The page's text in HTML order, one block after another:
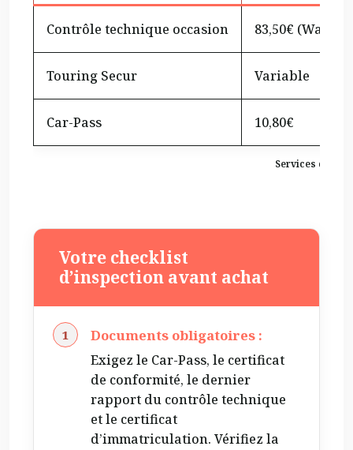
Services
Contrôle technique occasion 83,50€
Touring Secur Variable
Car-Pass 10,80€
Votre checklist
d’inspection avant achat
Documents obligatoires :
Exigez le Car-Pass, le certificat
de conformité, le dernier
rapport du contrôle technique
et le certificat
d’immatriculation. Vérifiez la